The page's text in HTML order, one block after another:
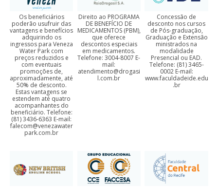
Os beneficiários
poderão usufruir das
vantagens e benefícios
adquirindo os
ingressos para Veneza
Water Park com
preços reduzidos e
com eventuais
promoções de,
aproximadamente, até
50% de desconto.
Estas vantagens se
estendem até quatro
acompanhantes do
beneficiário. Telefone:
(81) 3436-6363 E-mail:
falecom@venezawater
park.com.br
Direito ao PROGRAMA
DE BENEFÍCIO DE
MEDICAMENTOS (PBM),
que oferece
descontos especiais
em medicamentos.
Telefone: 3004-8007 E-
mail:
atendimento@drogasi
l.com.br
Concessão de
desconto nos cursos
de Pós-graduação,
Graduação e Extensão
ministrados na
modalidade
Presencial ou EAD.
Telefone: (81) 3465-
0002 E-mail:
www.faculdadeide.edu
.br